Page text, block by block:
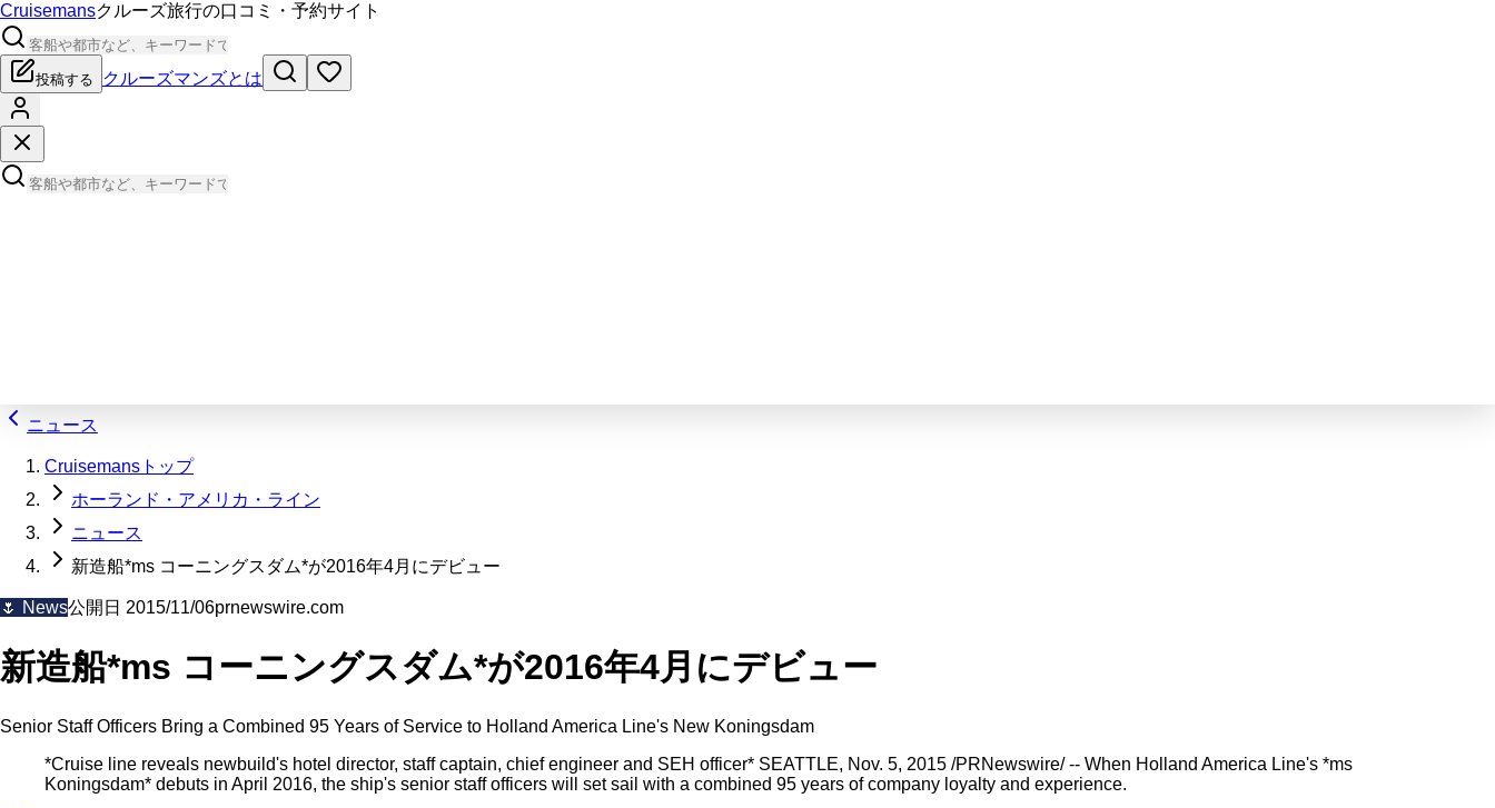
Cruisemansクルーズ旅行の口コミ・予約サイト
投稿する クルーズマンズとは
ニュース
Cruisemansトップ
ホーランド・アメリカ・ライン
ニュース
新造船*ms コーニングスダム*が2016年4月にデビュー
🌷 News公開日 2015/11/06prnewswire.com
新造船*ms コーニングスダム*が2016年4月にデビュー
Senior Staff Officers Bring a Combined 95 Years of Service to Holland America Line's New Koningsdam
*Cruise line reveals newbuild's hotel director, staff captain, chief engineer and SEH officer* SEATTLE, Nov. 5, 2015 /PRNewswire/ -- When Holland America Line's *ms
Koningsdam* debuts in April 2016, the ship's senior staff officers will set sail with a combined 95 years of company loyalty and experience.